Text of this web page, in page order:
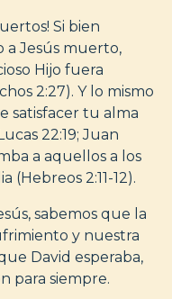
Si bien
a Jesús muerto,
Hijo fuera
2:27). Y lo mismo
satisfacer tu alma
22:19; Juan
a aquellos a los
2:11-12).
sabemos que la
y nuestra
David esperaba,
para siempre.